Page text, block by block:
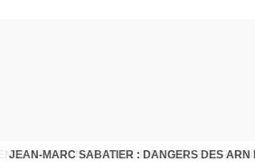
JEAN-MARC SABATIER : DANGERS DES ARN